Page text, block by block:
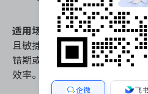
适用场景： 适合研发规模已超50
且敏捷流程已高度标准化的中
错期或缺乏运维精力，其沉重
效率。
企微 飞